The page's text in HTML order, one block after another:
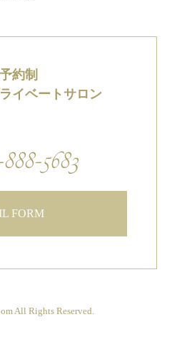
約制
イベートサロン
5683
FORM
All Rights Reserved.